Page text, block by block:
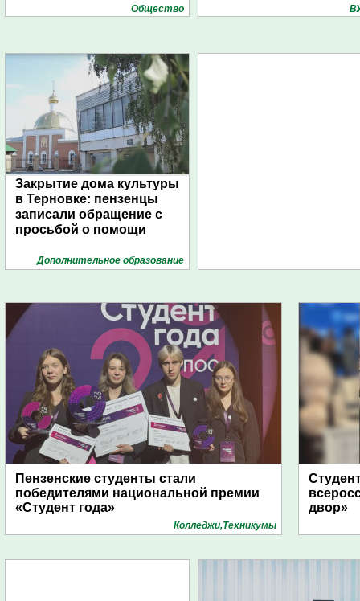
Общество
Закрытие дома культуры
в Терновке: пензенцы
записали обращение с
просьбой о помощи
Дополнительное образование
Пензенские студенты стали
победителями национальной премии
«Студент года»
Колледжи,Техникумы
двор»